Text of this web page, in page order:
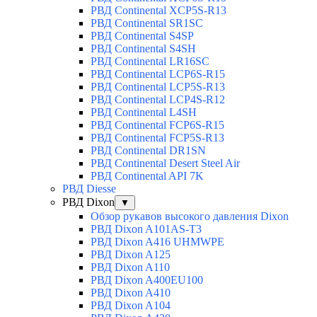
РВД Continental XCP5S-R13
РВД Continental SR1SC
РВД Continental S4SP
РВД Continental S4SH
РВД Continental LR16SC
РВД Continental LCP6S-R15
РВД Continental LCP5S-R13
РВД Continental LCP4S-R12
РВД Continental L4SH
РВД Continental FCP6S-R15
РВД Continental FCP5S-R13
РВД Continental DR1SN
РВД Continental Desert Steel Air
РВД Continental API 7K
РВД Diesse
РВД Dixon
▼
Обзор рукавов высокого давления Dixon
РВД Dixon A101AS-T3
РВД Dixon A416 UHMWPE
РВД Dixon A125
РВД Dixon A110
РВД Dixon A400EU100
РВД Dixon A410
РВД Dixon A104